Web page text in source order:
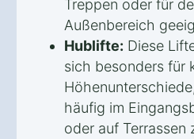
Treppen oder für
Außenbereich
Hublifte: Diese
sich besonders für
häufig im
oder auf Terrassen